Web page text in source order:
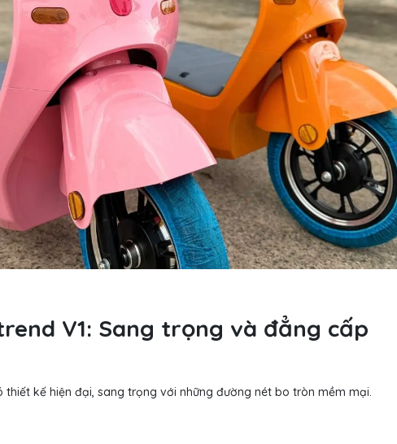
V1: Sang trọng và đẳng cấp
thiết kế hiện đại, sang trọng với những đường nét bo tròn mềm mại.